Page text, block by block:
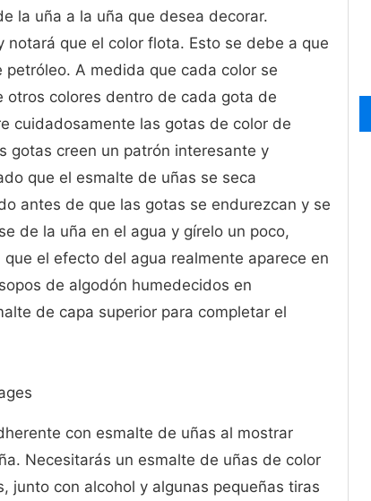
la uña a la uña que desea decorar.
que el color flota. Esto se debe a que
A medida que cada color se
colores dentro de cada gota de
cuidadosamente las gotas de color de
gotas creen un patrón interesante y
que el esmalte de uñas se seca
antes de que las gotas se endurezcan y se
de la uña en el agua y gírelo un poco,
el efecto del agua realmente aparece en
de algodón humedecidos en
de capa superior para completar el
con esmalte de uñas al mostrar
Necesitarás un esmalte de uñas de color
junto con alcohol y algunas pequeñas tiras